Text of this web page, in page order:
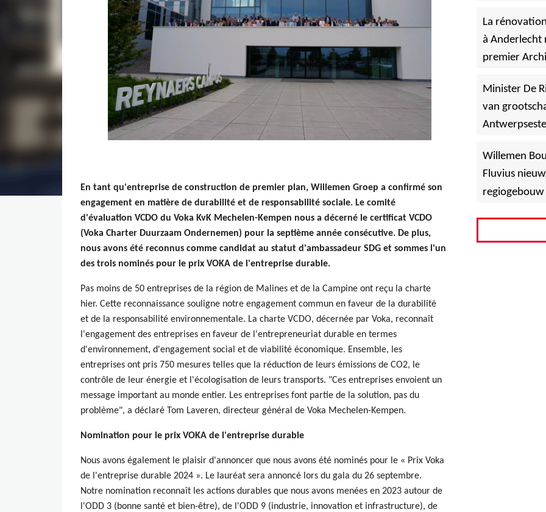
En tant qu'entreprise de construction de premier plan, Willemen Groep a confirmé son
engagement en matière de durabilité et de responsabilité sociale. Le comité
d'évaluation VCDO du Voka KvK Mechelen-Kempen nous a décerné le certificat VCDO
(Voka Charter Duurzaam Ondernemen) pour la septième année consécutive. De plus,
nous avons été reconnus comme candidat au statut d'ambassadeur SDG et sommes l'un
des trois nominés pour le prix VOKA de l'entreprise durable.
Pas moins de 50 entreprises de la région de Malines et de la Campine ont reçu la charte
hier. Cette reconnaissance souligne notre engagement commun en faveur de la durabilité
et de la responsabilité environnementale. La charte VCDO, décernée par Voka, reconnaît
l'engagement des entreprises en faveur de l'entrepreneuriat durable en termes
d'environnement, d'engagement social et de viabilité économique. Ensemble, les
entreprises ont pris 750 mesures telles que la réduction de leurs émissions de CO2, le
contrôle de leur énergie et l'écologisation de leurs transports. "Ces entreprises envoient un
message important au monde entier. Les entreprises font partie de la solution, pas du
problème", a déclaré Tom Laveren, directeur général de Voka Mechelen-Kempen.
Nomination pour le prix VOKA de l'entreprise durable
Nous avons également le plaisir d'annoncer que nous avons été nominés pour le « Prix Voka
de l'entreprise durable 2024 ». Le lauréat sera annoncé lors du gala du 26 septembre.
Notre nomination reconnaît les actions durables que nous avons menées en 2023 autour de
l'ODD 3 (bonne santé et bien-être), de l'ODD 9 (industrie, innovation et infrastructure), de
La
à Anderlecht
premier
Minister De
van
Willemen
Fluvius